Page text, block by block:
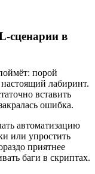
сценарии в
порой
лабиринт.
вставить
ошибка.
автоматизацию
или упростить
приятнее
баги в скриптах.